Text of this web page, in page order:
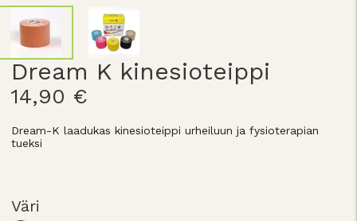
Dream K kinesioteippi
14,90 €
Dream-K laadukas kinesioteippi urheiluun ja fysioterapian
tueksi
Väri